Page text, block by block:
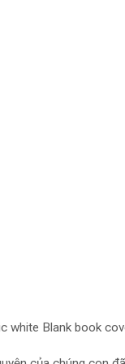
white Blank book